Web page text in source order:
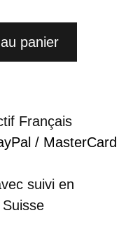
panier
Français
/ MasterCard
suivi en